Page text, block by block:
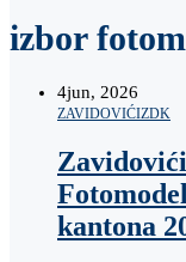
izbor
4jun, 2026
ZAVIDOVIĆIZDK
kantona